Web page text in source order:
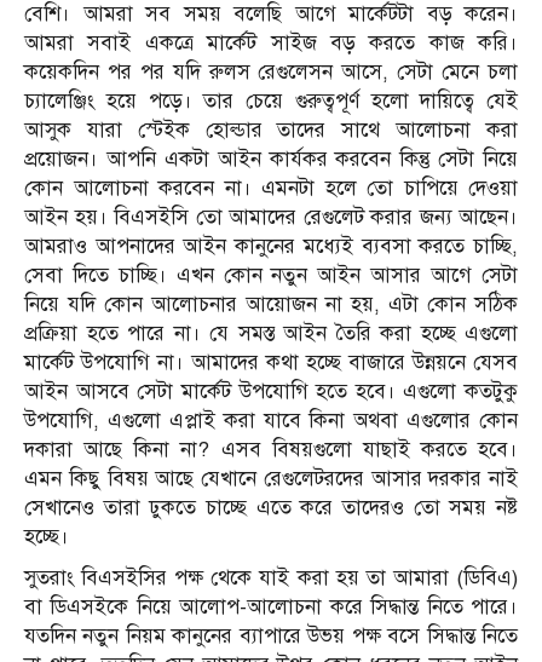
বেশি। আমরা সব সময় বলেছি আগে মার্কেটটা বড় করেন।
আমরা সবাই একত্রে মার্কেট সাইজ বড় করতে কাজ করি।
কয়েকদিন পর পর যদি রুলস রেগুলেসন আসে, সেটা মেনে চলা
চ্যালেঞ্জিং হয়ে পড়ে। তার চেয়ে গুরুত্বপূর্ণ হলো দায়িত্বে যেই
আসুক যারা স্টেইক হোল্ডার তাদের সাথে আলোচনা করা
প্রয়োজন। আপনি একটা আইন কার্যকর করবেন কিন্তু সেটা নিয়ে
কোন আলোচনা করবেন না। এমনটা হলে তো চাপিয়ে দেওয়া
আইন হয়। বিএসইসি তো আমাদের রেগুলেট করার জন্য আছেন।
আমরাও আপনাদের আইন কানুনের মধ্যেই ব্যবসা করতে চাচ্ছি,
সেবা দিতে চাচ্ছি। এখন কোন নতুন আইন আসার আগে সেটা
নিয়ে যদি কোন আলোচনার আয়োজন না হয়, এটা কোন সঠিক
প্রক্রিয়া হতে পারে না। যে সমস্ত আইন তৈরি করা হচ্ছে এগুলো
মার্কেট উপযোগি না। আমাদের কথা হচ্ছে বাজারে উন্নয়নে যেসব
আইন আসবে সেটা মার্কেট উপযোগি হতে হবে। এগুলো কতটুকু
উপযোগি, এগুলো এপ্লাই করা যাবে কিনা অথবা এগুলোর কোন
দকারা আছে কিনা না? এসব বিষয়গুলো যাছাই করতে হবে।
এমন কিছু বিষয় আছে যেখানে রেগুলেটরদের আসার দরকার নাই
সেখানেও তারা ঢুকতে চাচ্ছে এতে করে তাদেরও তো সময় নষ্ট
হচ্ছে।
সুতরাং বিএসইসির পক্ষ থেকে যাই করা হয় তা আমারা (ডিবিএ)
বা ডিএসইকে নিয়ে আলোপ-আলোচনা করে সিদ্ধান্ত নিতে পারে।
যতদিন নতুন নিয়ম কানুনের ব্যাপারে উভয় পক্ষ বসে সিদ্ধান্ত নিতে